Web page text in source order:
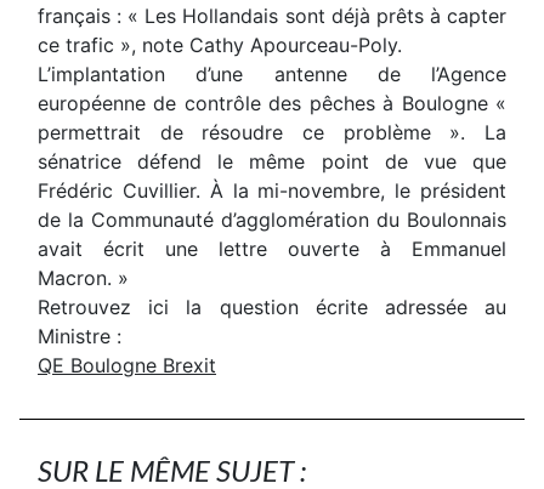
français : « Les Hollandais sont déjà prêts à capter
ce trafic », note Cathy Apourceau-Poly.
L’implantation d’une antenne de l’Agence
européenne de contrôle des pêches à Boulogne «
permettrait de résoudre ce problème». La
sénatrice défend le même point de vue que
Frédéric Cuvillier. À la mi-novembre, le président
de la Communauté d’agglomération du Boulonnais
avait écrit une lettre ouverte à Emmanuel
Macron. »
Retrouvez ici la question écrite adressée au
Ministre :
QE Boulogne Brexit
SUR LE MÊME SUJET :